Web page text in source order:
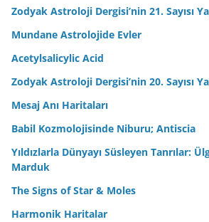
Zodyak Astroloji Dergisi’nin 21. Sayısı
Mundane Astrolojide Evler
Acetylsalicylic Acid
Zodyak Astroloji Dergisi’nin 20. Sayısı
Mesaj Anı Haritaları
Babil Kozmolojisinde Niburu; Antiscia
Yıldızlarla Dünyayı Süsleyen Tanrılar:
Marduk
The Signs of Star & Moles
Harmonik Haritalar